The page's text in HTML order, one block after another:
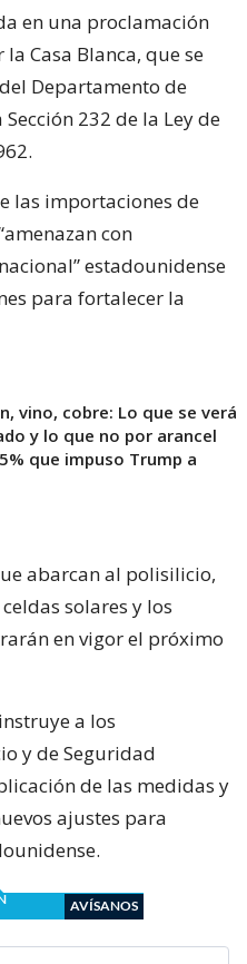
en una proclamación
Casa Blanca, que se
Departamento de
232 de la Ley de
las importaciones de
con
estadounidense
para fortalecer la
vino, cobre: Lo que se verá
y lo que no por arancel
que impuso Trump a
abarcan al polisilicio,
solares y los
en vigor el próximo
a los
y de Seguridad
de las medidas y
ajustes para
AVÍSANOS